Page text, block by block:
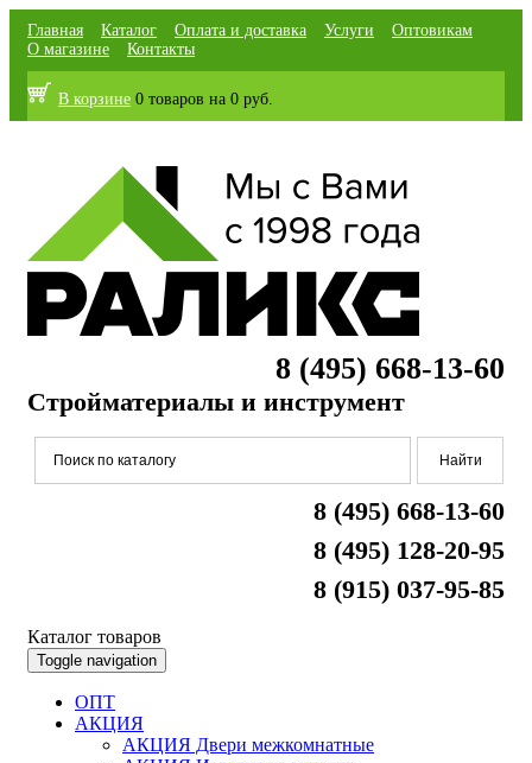
Главная Каталог Оплата и доставка Услуги
Оптовикам
О магазине
Контакты
В корзине 0 товаров на 0 руб.
8 (495) 668-13-60
Стройматериалы и инструмент
8 (495) 668-13-60
8 (495) 128-20-95
8 (915) 037-95-85
Каталог товаров
Toggle navigation
ОПТ
АКЦИЯ
АКЦИЯ Двери межкомнатные